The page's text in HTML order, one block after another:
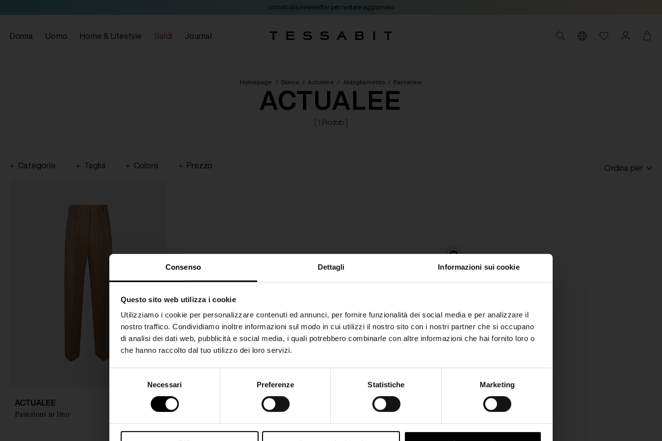
Consenso Dettagli Informazioni sui cookie
Questo sito web utilizza i cookie
Utilizziamo i cookie per personalizzare contenuti ed annunci, per fornire funzionalità dei social media e per analizzare il
nostro traffico. Condividiamo inoltre informazioni sul modo in cui utilizzi il nostro sito con i nostri partner che si occupano
di analisi dei dati web, pubblicità e social media, i quali potrebbero combinarle con altre informazioni che hai fornito loro o
che hanno raccolto dal tuo utilizzo dei loro servizi.
Necessari Preferenze Statistiche Marketing
iscriviti alla newsletter per restare aggiornato
Donna Uomo Home & Lifestyle Saldi Journal
Homepage / Donna / Actualee / Abbigliamento / Pantalone
ACTUALEE
[ 1 Prodotti ]
Categorie Taglia Colore Prezzo Ordina per
ACTUALEE € 159,00
Pantaloni in lino
SHIPPING TO UNITED STATES?
The shipping costs and items price are based on
destination country
Join the Club